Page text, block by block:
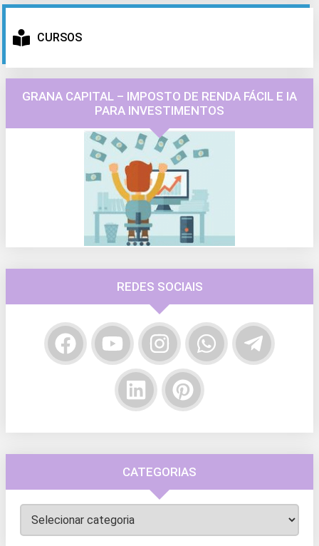
CURSOS
GRANA CAPITAL – IMPOSTO DE RENDA FÁCIL E IA
PARA INVESTIMENTOS
REDES SOCIAIS
CATEGORIAS
Categorias